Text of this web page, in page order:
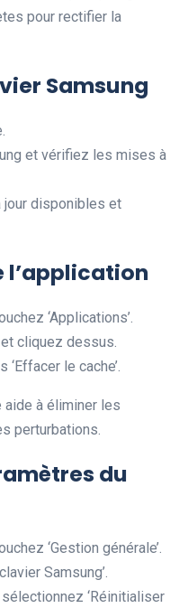
pour rectifier la
Samsung
et vérifiez les mises à
disponibles et
l’application
‘Applications’.
cliquez dessus.
‘Effacer le cache’.
à éliminer les
perturbations.
du
‘Gestion générale’.
Samsung’.
‘Réinitialiser